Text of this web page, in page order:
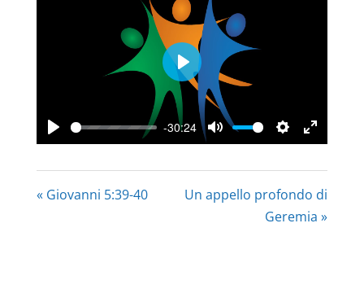
Play
-30:24
Mute Settings
Enter
Play
« Giovanni 5:39-40
Un appello profondo di
Geremia »